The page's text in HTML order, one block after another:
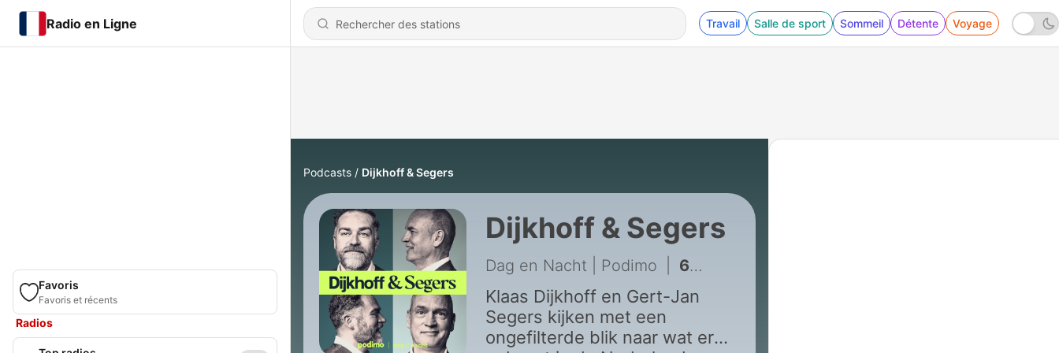
Radio en Ligne Travail Salle de sport Sommeil Détente Voyage
Favoris
Favoris et récents
Radios
Podcasts Dijkhoff & Segers
Dijkhoff & Segers
Dag en Nacht | Podimo 61 - Luister onze vijfdelige serie over de invloed van Big Tech nu op Podimo.
Klaas Dijkhoff en Gert-Jan
Segers kijken met een
ongefilterde blik naar wat er